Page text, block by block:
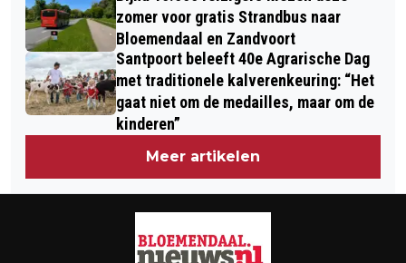
KENNEMERLAND BEKEND
LEVEREN PLAN OPVANG
ASIELZOEKERS AAN PROVINCIE
NOORD-HOLLAND
zomer voor gratis Strandbus naar
Bloemendaal en Zandvoort
Santpoort beleeft 40e Agrarische Dag
met traditionele kalverenkeuring: “Het
gaat niet om de medailles, maar om de
kinderen”
Meer artikelen